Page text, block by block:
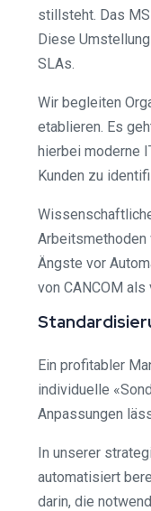
stillsteht. Das
Diese
SLAs.
Wir begleiten
etablieren. Es
hierbei moderne
Kunden zu
Arbeitsmethoden
Ängste vor
von CANCOM
Ein profitabler
individuelle
Anpassungen
In unserer
automatisiert
darin, die